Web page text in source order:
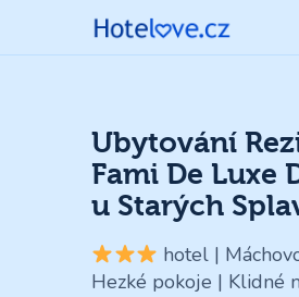
Ubytování
Fami De Luxe
u Starých
hotel |
Hezké pokoje | Klidné